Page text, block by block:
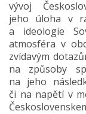
vývoj
jeho úloha v
a ideologie
atmosféra v
zvídavým
na způsoby
na jeho
či na napětí v